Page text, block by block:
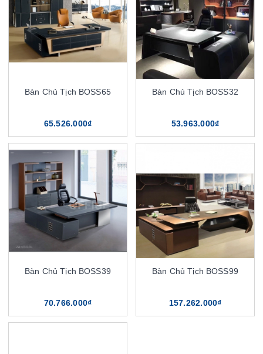
Bàn Chủ Tịch BOSS65
65.526.000₫
Bàn Chủ Tịch BOSS32
53.963.000₫
Bàn Chủ Tịch BOSS39
70.766.000₫
Bàn Chủ Tịch BOSS99
157.262.000₫